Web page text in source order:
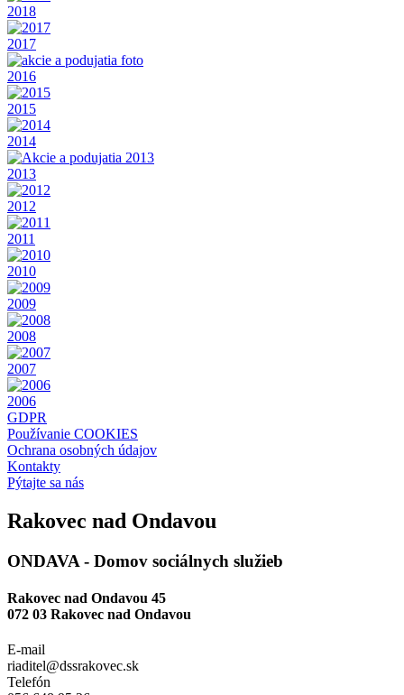
2018
2017
2016
2015
2014
2013
2012
2011
2010
2009
2008
2007
2006
GDPR
Používanie COOKIES
Ochrana osobných údajov
Kontakty
Pýtajte sa nás
Rakovec nad Ondavou
ONDAVA - Domov sociálnych služieb
Rakovec nad Ondavou 45
072 03 Rakovec nad Ondavou
E-mail
riaditel@dssrakovec.sk
Telefón